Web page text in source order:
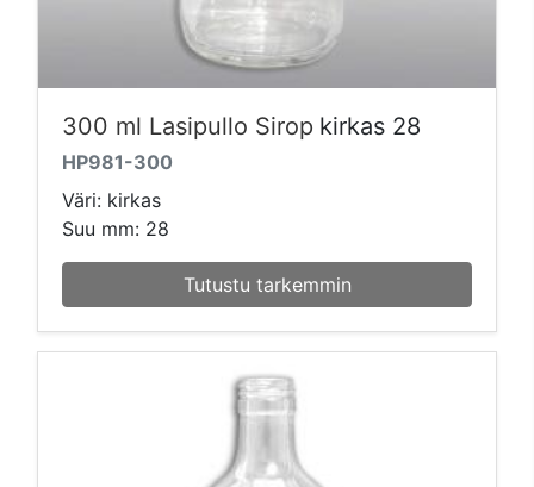
300 ml Lasipullo Sirop kirkas 28
HP981-300
Väri: kirkas
Suu mm: 28
Tutustu tarkemmin